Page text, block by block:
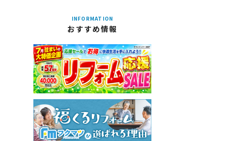
INFORMATION
おすすめ情報